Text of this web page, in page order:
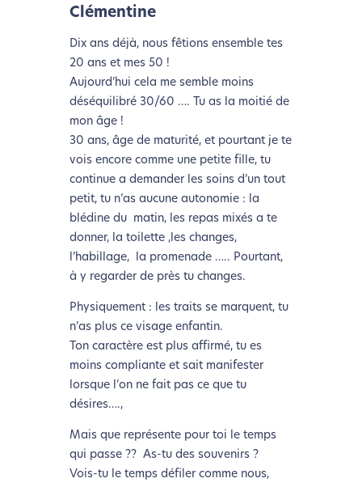
Clémentine
Dix ans déjà, nous fêtions ensemble tes
20 ans et mes 50 !
Aujourd’hui cela me semble moins
déséquilibré 30/60 …. Tu as la moitié de
mon âge !
30 ans, âge de maturité, et pourtant je te
vois encore comme une petite fille, tu
continue a demander les soins d’un tout
petit, tu n’as aucune autonomie : la
blédine du matin, les repas mixés a te
donner, la toilette ,les changes,
l’habillage, la promenade ….. Pourtant,
à y regarder de près tu changes.
Physiquement : les traits se marquent, tu
n’as plus ce visage enfantin.
Ton caractère est plus affirmé, tu es
moins compliante et sait manifester
lorsque l’on ne fait pas ce que tu
désires….,
Mais que représente pour toi le temps
qui passe ?? As-tu des souvenirs ?
Vois-tu le temps défiler comme nous,